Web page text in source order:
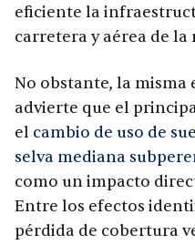
eficiente la
carretera y aérea de la
No obstante, la
advierte que el
el cambio de uso de
selva mediana
como un impacto
Entre los efectos
pérdida de cobertura